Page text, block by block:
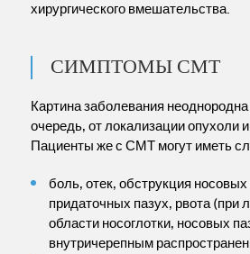
хирургического вмешательства.
СИМПТОМЫ СМТ
Картина заболевания
очередь, от локализации опухоли
Пациенты же с СМТ могут иметь
боль, отек, обструкция
придаточных пазух, рвота (при
области носоглотки, носовых
внутричерепным